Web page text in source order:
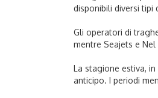
disponibili diversi tipi
Gli operatori di
mentre Seajets e
La stagione estiva,
anticipo. I periodi